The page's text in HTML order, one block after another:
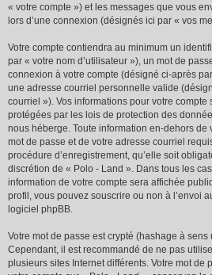
« votre compte ») et les messages que vous
lors d’une connexion (désignés ici par « vos
Votre compte contiendra au minimum un
par « votre nom d’utilisateur »), un mot de
connexion à votre compte (désigné ci-après
une adresse courriel personnelle valide
courriel »). Vos informations pour votre compte
protégées par les lois de protection des
nous héberge. Toute information en-dehors de
mot de passe et de votre adresse courriel
procédure d’enregistrement, qu’elle soit
discrétion de « Polo - Land ». Dans tous les
information de votre compte sera affichée
profil, vous pouvez souscrire ou non à l’envoi
logiciel phpBB.
Votre mot de passe est crypté (hashage à
Cependant, il est recommandé de ne pas
plusieurs sites Internet différents. Votre mot de